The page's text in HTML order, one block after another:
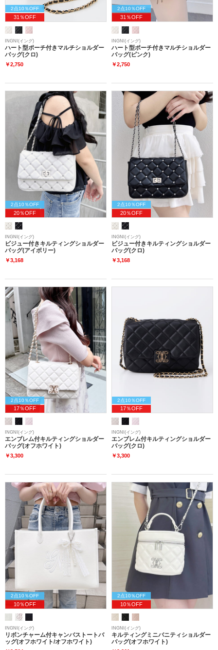
2点10％OFF
31％OFF
INGNI(イング)
ハート型ポーチ付きマルチショルダー
バッグ(クロ)
￥2,750
2点10％OFF
31％OFF
INGNI(イング)
ハート型ポーチ付きマルチショルダー
バッグ(ピンク)
￥2,750
2点10％OFF
20％OFF
INGNI(イング)
ビジュー付きキルティングショルダー
バッグ(アイボリー)
￥3,168
2点10％OFF
20％OFF
INGNI(イング)
ビジュー付きキルティングショルダー
バッグ(クロ)
￥3,168
2点10％OFF
17％OFF
INGNI(イング)
エンブレム付キルティングショルダー
バッグ(オフホワイト)
￥3,300
2点10％OFF
17％OFF
INGNI(イング)
エンブレム付キルティングショルダー
バッグ(クロ)
￥3,300
2点10％OFF
10％OFF
INGNI(イング)
リボンチャーム付キャンバストートバ
ッグ(オフホワイト/オフホワイト)
2点10％OFF
10％OFF
INGNI(イング)
キルティングミニバニティショルダー
バッグ(オフホワイト)